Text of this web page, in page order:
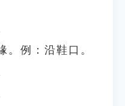
。例：沿鞋口。